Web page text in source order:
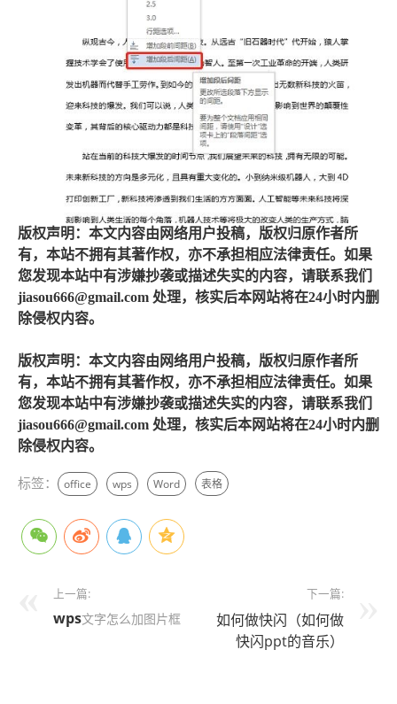
版权声明：本文内容由网络用户投稿，版权归原作者所
有，本站不拥有其著作权，亦不承担相应法律责任。如果
您发现本站中有涉嫌抄袭或描述失实的内容，请联系我们
jiasou666@gmail.com 处理，核实后本网站将在24小时内删
除侵权内容。
版权声明：本文内容由网络用户投稿，版权归原作者所
有，本站不拥有其著作权，亦不承担相应法律责任。如果
您发现本站中有涉嫌抄袭或描述失实的内容，请联系我们
jiasou666@gmail.com 处理，核实后本网站将在24小时内删
除侵权内容。
标签： office wps Word 表格
上一篇:
wps文字怎么加图片框
下一篇:
如何做快闪（如何做
快闪ppt的音乐）